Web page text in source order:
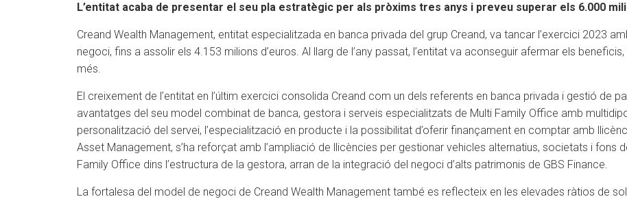
L’entitat acaba de presentar el seu pla estratègic per als pròxims tres anys i preveu superar els 6.000
Creand Wealth Management, entitat especialitzada en banca privada del grup Creand, va tancar l’exercici 2023
negoci, fins a assolir els 4.153 milions d’euros. Al llarg de l’any passat, l’entitat va aconseguir afermar els
més.
El creixement de l’entitat en l’últim exercici consolida Creand com un dels referents en banca privada i gestió de
avantatges del seu model combinat de banca, gestora i serveis especialitzats de Multi Family Office amb
personalització del servei, l’especialització en producte i la possibilitat d’oferir finançament en comptar amb
Asset Management, s’ha reforçat amb l’ampliació de llicències per gestionar vehicles alternatius, societats i fons
Family Office dins l’estructura de la gestora, arran de la integració del negoci d’alts patrimonis de GBS Finance.
La fortalesa del model de negoci de Creand Wealth Management també es reflecteix en les elevades ràtios de